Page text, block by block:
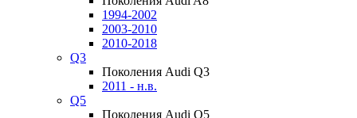
1994-2002
2003-2010
2010-2018
Q3
Поколения Audi Q3
2011 - н.в.
Q5
Поколения Audi Q5